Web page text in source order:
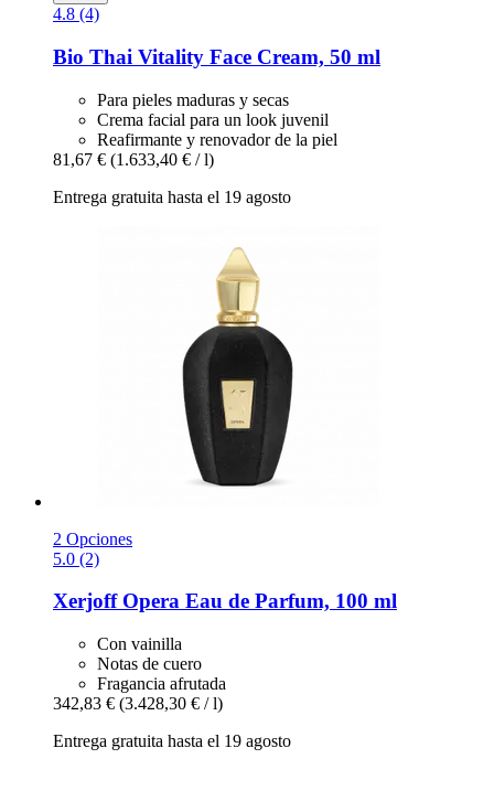
4.8 (4)
Bio Thai Vitality Face Cream, 50 ml
Para pieles maduras y secas
Crema facial para un look juvenil
Reafirmante y renovador de la piel
81,67 € (1.633,40 € / l)
Entrega gratuita hasta el 19 agosto
2 Opciones
5.0 (2)
XerjoffOpera Eau de Parfum, 100 ml
Con vainilla
Notas de cuero
Fragancia afrutada
342,83 € (3.428,30 € / l)
Entrega gratuita hasta el 19 agosto